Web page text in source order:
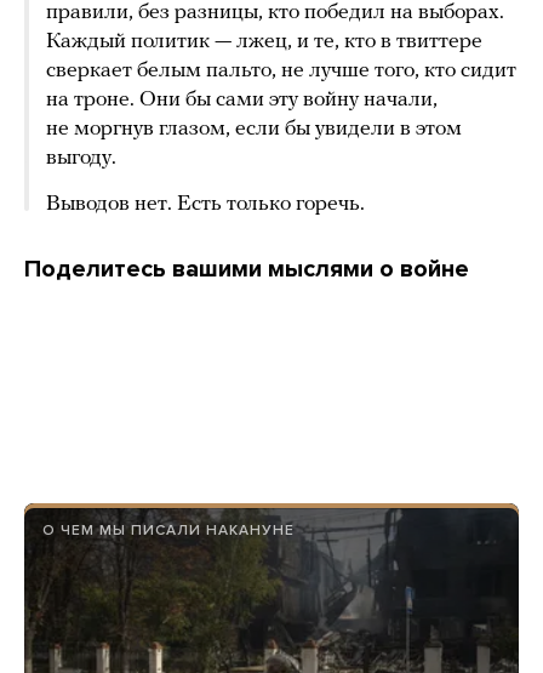
правили, без разницы, кто победил на выборах.
Каждый политик — лжец, и те, кто в твиттере
сверкает белым пальто, не лучше того, кто сидит
на троне. Они бы сами эту войну начали,
не моргнув глазом, если бы увидели в этом
выгоду.
Выводов нет. Есть только горечь.
Поделитесь вашими мыслями о войне
О ЧЕМ МЫ ПИСАЛИ НАКАНУНЕ